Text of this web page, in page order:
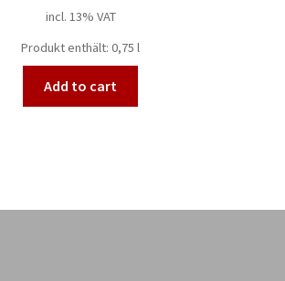
incl. 13% VAT
Produkt enthält: 0,75 l
Add to cart